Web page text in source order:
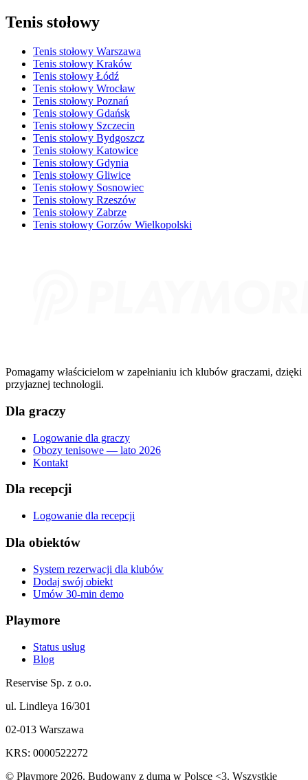
Tenis stołowy
Tenis stołowy Warszawa
Tenis stołowy Kraków
Tenis stołowy Łódź
Tenis stołowy Wrocław
Tenis stołowy Poznań
Tenis stołowy Gdańsk
Tenis stołowy Szczecin
Tenis stołowy Bydgoszcz
Tenis stołowy Katowice
Tenis stołowy Gdynia
Tenis stołowy Gliwice
Tenis stołowy Sosnowiec
Tenis stołowy Rzeszów
Tenis stołowy Zabrze
Tenis stołowy Gorzów Wielkopolski
Pomagamy właścicielom w zapełnianiu ich klubów graczami, dzięki
przyjaznej technologii.
Dla graczy
Logowanie dla graczy
Obozy tenisowe — lato 2026
Kontakt
Dla recepcji
Logowanie dla recepcji
Dla obiektów
System rezerwacji dla klubów
Dodaj swój obiekt
Umów 30-min demo
Playmore
Status usług
Blog
Reservise Sp. z o.o.
ul. Lindleya 16/301
02-013 Warszawa
KRS: 0000522272
© Playmore 2026. Budowany z dumą w Polsce <3. Wszystkie